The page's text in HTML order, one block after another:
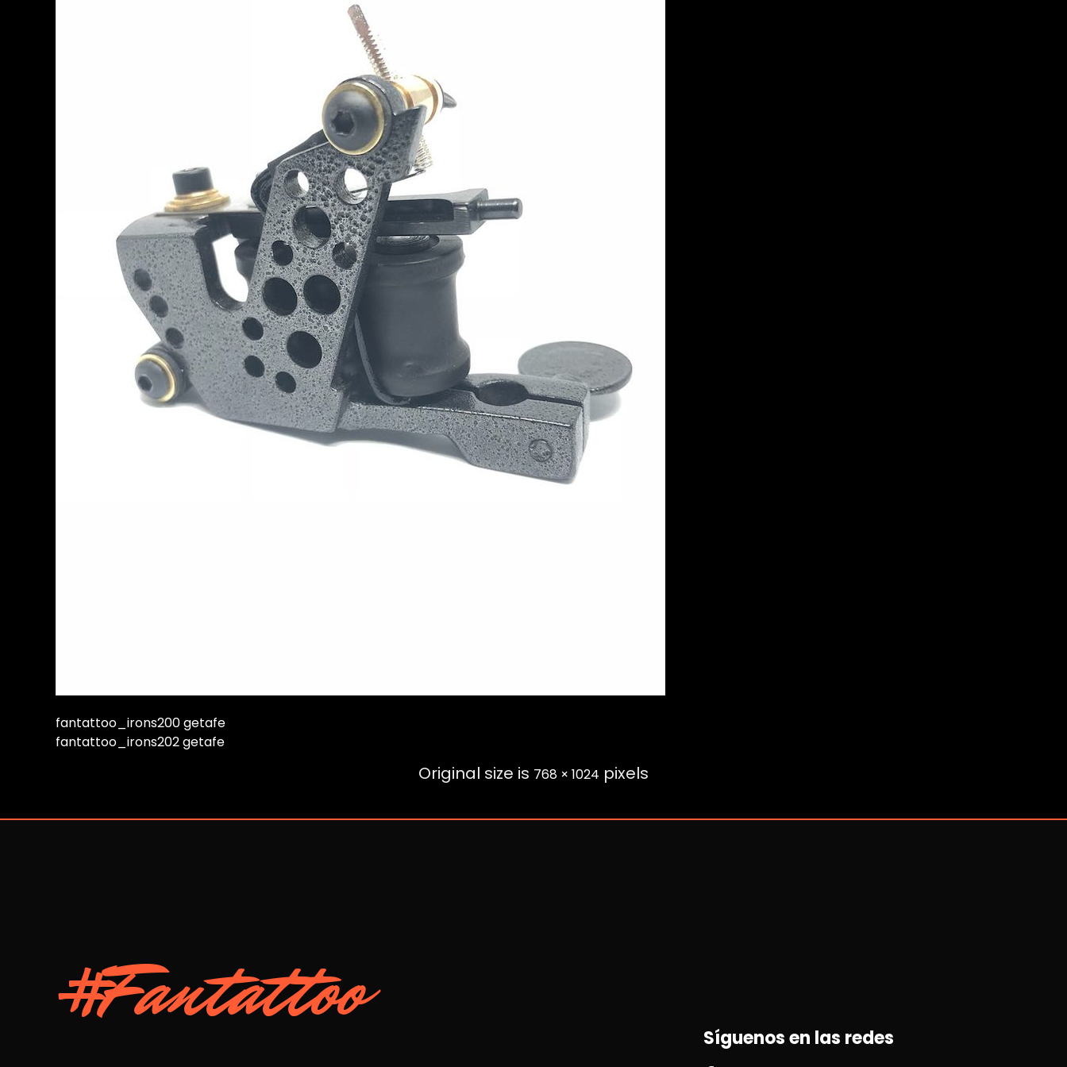
fantattoo_irons200 getafe
fantattoo_irons202 getafe
Original size is 768 × 1024 pixels
#Fantattoo Síguenos en las redes